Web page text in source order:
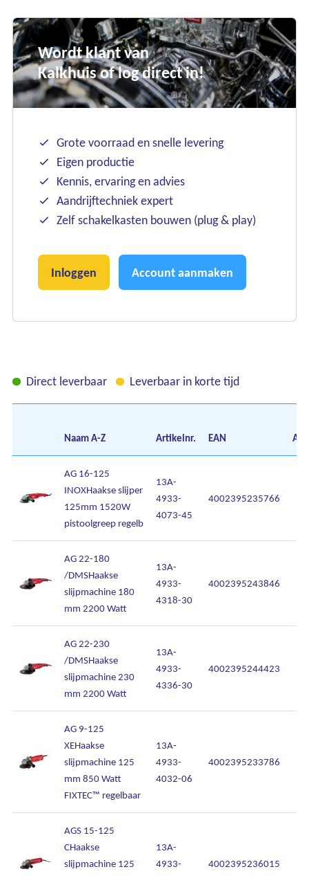
Wordt klant van
Kalkhuis of log direct in!
Grote voorraad en snelle levering
Eigen productie
Kennis, ervaring en advies
Aandrijftechniek expert
Zelf schakelkasten bouwen (plug & play)
Inloggen Account aanmaken
Direct leverbaar Leverbaar in korte tijd
NaamA-Z Artikelnr. EAN
AG 16-125
INOXHaakse slijper
125mm 1520W
pistoolgreep regelb
13A-
4933-
4073-45
4002395235766
AG 22-180
/DMSHaakse
slijpmachine 180
mm 2200 Watt
13A-
4933-
4318-30
4002395243846
AG 22-230
/DMSHaakse
slijpmachine 230
mm 2200 Watt
13A-
4933-
4336-30
4002395244423
AG 9-125
XEHaakse
slijpmachine 125
mm 850 Watt
FIXTEC™ regelbaar
13A-
4933-
4032-06
4002395233786
AGS 15-125
CHaakse
slijpmachine 125
13A-
4933-
4002395236015